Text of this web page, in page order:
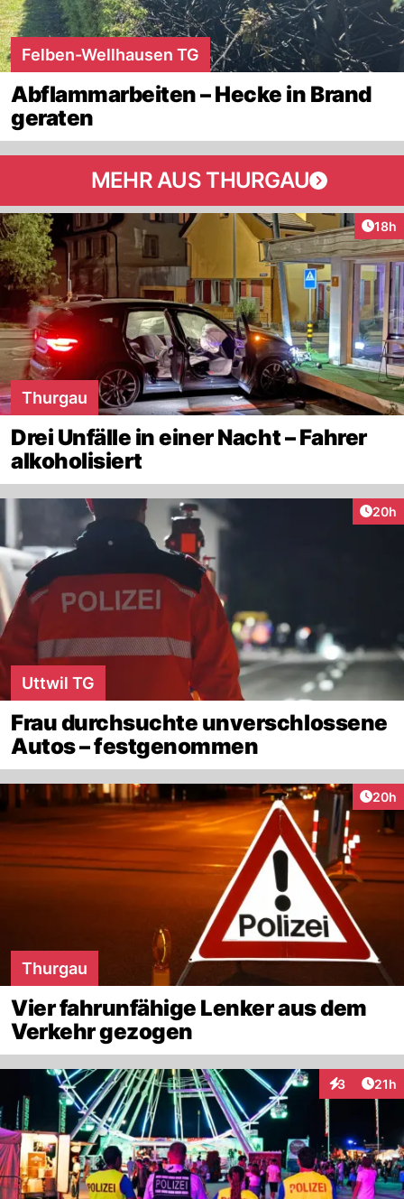
Felben-Wellhausen TG
Abflammarbeiten – Hecke in Brand
geraten
MEHR AUS THURGAU
18h
Thurgau
Drei Unfälle in einer Nacht – Fahrer
alkoholisiert
20h
Uttwil TG
Frau durchsuchte unverschlossene
Autos – festgenommen
20h
Thurgau
Vier fahrunfähige Lenker aus dem
Verkehr gezogen
3
Interaktionen
21h